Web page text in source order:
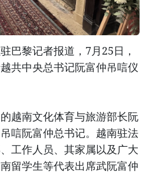
黎记者报道，7月25日，
共中央总书记阮富仲吊唁仪
越南文化体育与旅游部长阮
唁阮富仲总书记。越南驻法
工作人员、其家属以及广大
留学生等代表出席武阮富仲